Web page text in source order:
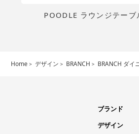
POODLE ラウンジテーブ
Home デザイン BRANCH BRANCH ダイ
ブランド
デザイン